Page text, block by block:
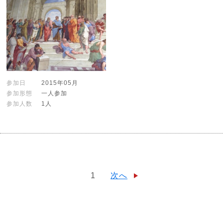
参加日
2015年05月
参加形態
一人参加
参加人数
1人
1 次へ